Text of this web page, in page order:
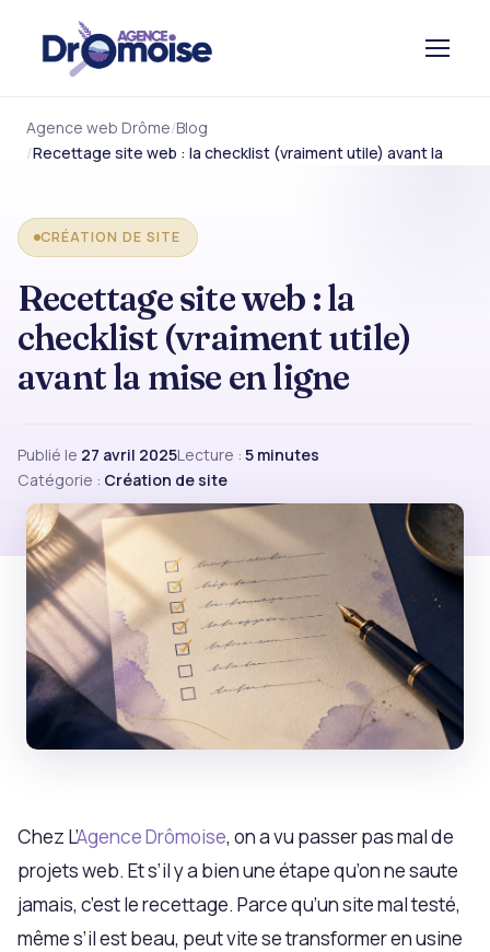
Agence web Drôme Blog
Recettage site web : la checklist (vraiment utile) avant la
CRÉATION DE SITE
Recettage site web : la
checklist (vraiment utile)
avant la mise en ligne
Publié le 27 avril 2025Lecture : 5 minutes
Catégorie : Création de site
Chez L’Agence Drômoise, on a vu passer pas mal de
projets web. Et s’il y a bien une étape qu’on ne saute
jamais, c’est le recettage. Parce qu’un site mal testé,
même s’il est beau, peut vite se transformer en usine